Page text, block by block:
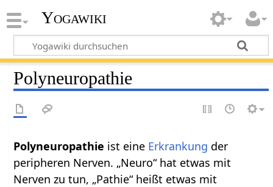
Yogawiki
Polyneuropathie
Polyneuropathie ist eine Erkrankung der
peripheren Nerven. „Neuro“ hat etwas mit
Nerven zu tun, „Pathie“ heißt etwas mit